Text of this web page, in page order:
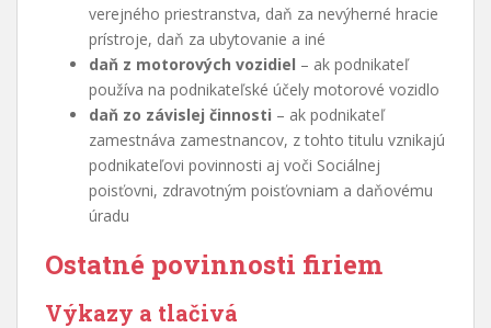
verejného priestranstva, daň za nevýherné hracie
prístroje, daň za ubytovanie a iné
daň z motorových vozidiel – ak podnikateľ
používa na podnikateľské účely motorové vozidlo
daň zo závislej činnosti – ak podnikateľ
zamestnáva zamestnancov, z tohto titulu vznikajú
podnikateľovi povinnosti aj voči Sociálnej
poisťovni, zdravotným poisťovniam a daňovému
úradu
Ostatné povinnosti firiem
Výkazy a tlačivá